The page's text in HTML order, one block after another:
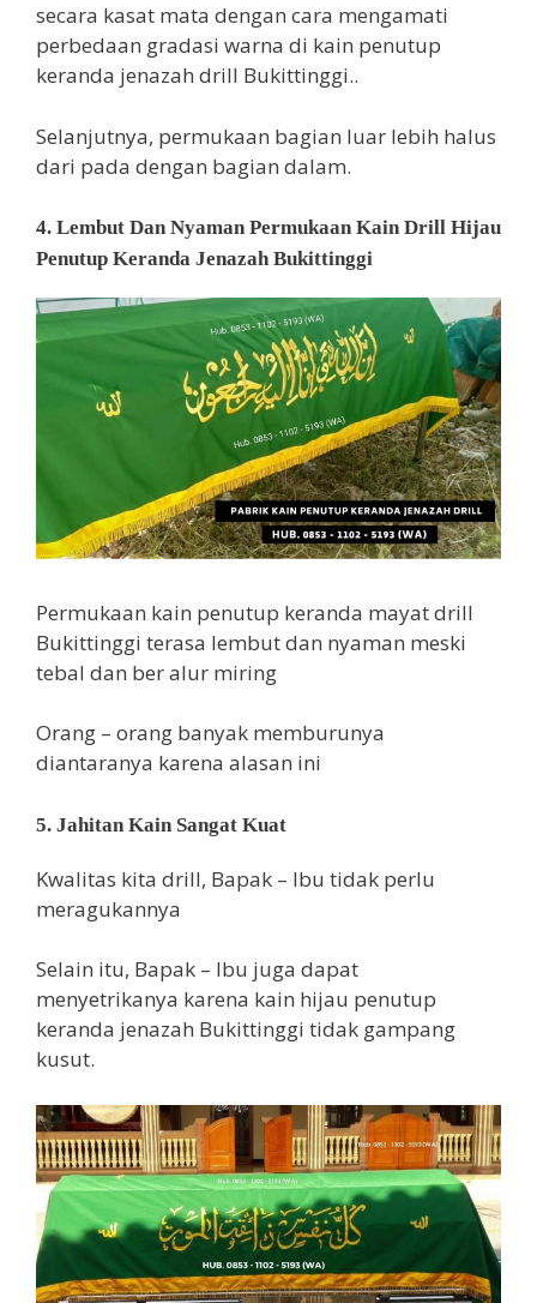
secara kasat mata dengan cara mengamati
perbedaan gradasi warna di kain penutup
keranda jenazah drill Bukittinggi..
Selanjutnya, permukaan bagian luar lebih halus
dari pada dengan bagian dalam.
4. Lembut Dan Nyaman Permukaan Kain Drill Hijau
Penutup Keranda Jenazah Bukittinggi
Permukaan kain penutup keranda mayat drill
Bukittinggi terasa lembut dan nyaman meski
tebal dan ber alur miring
Orang – orang banyak memburunya
diantaranya karena alasan ini
5. Jahitan Kain Sangat Kuat
Kwalitas kita drill, Bapak – Ibu tidak perlu
meragukannya
Selain itu, Bapak – Ibu juga dapat
menyetrikanya karena kain hijau penutup
keranda jenazah Bukittinggi tidak gampang
kusut.